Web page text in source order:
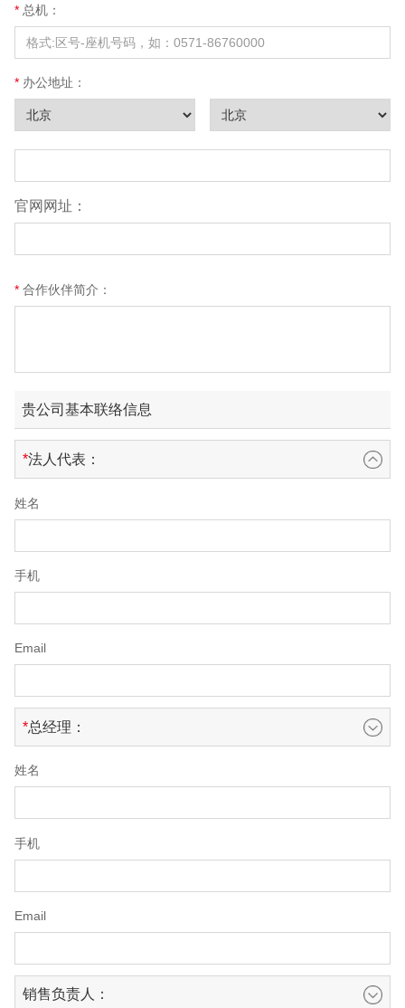
总机：
办公地址：
官网网址：
合作伙伴简介：
贵公司基本联络信息
法人代表：
姓名
手机
Email
总经理：
姓名
手机
Email
销售负责人：